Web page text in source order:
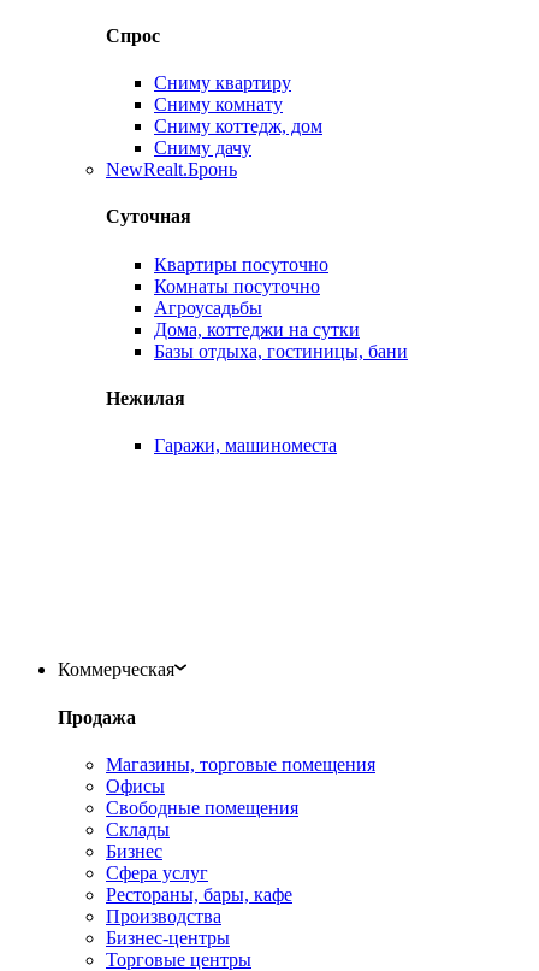
Спрос
Сниму квартиру
Сниму комнату
Сниму коттедж, дом
Сниму дачу
NewRealt.Бронь
Суточная
Квартиры посуточно
Комнаты посуточно
Агроусадьбы
Дома, коттеджи на сутки
Базы отдыха, гостиницы, бани
Нежилая
Гаражи, машиноместа
Коммерческая
Продажа
Магазины, торговые помещения
Офисы
Свободные помещения
Склады
Бизнес
Сфера услуг
Рестораны, бары, кафе
Производства
Бизнес-центры
Торговые центры